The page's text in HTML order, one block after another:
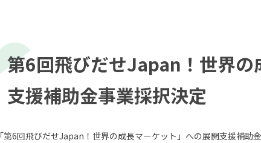
第6回飛びだせJapan！世界の
支援補助金事業採択決定
「第6回飛びだせJapan！世界の成長マーケット」への展開支援補助